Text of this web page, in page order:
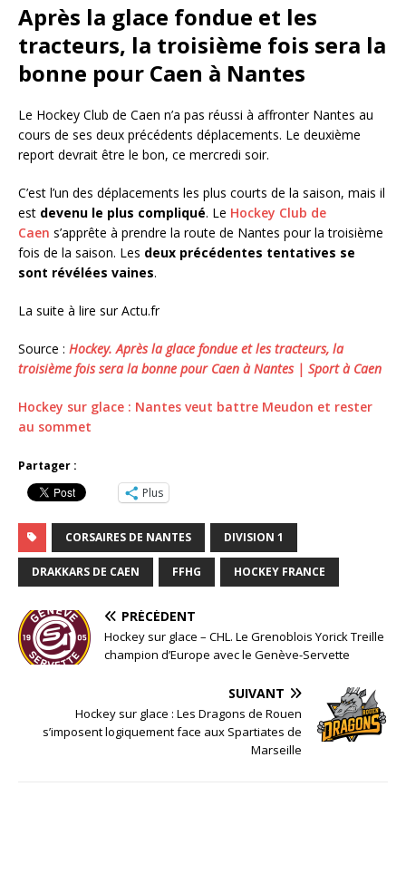
Après la glace fondue et les
tracteurs, la troisième fois sera la
bonne pour Caen à Nantes
Le Hockey Club de Caen n’a pas réussi à affronter Nantes au
cours de ses deux précédents déplacements. Le deuxième
report devrait être le bon, ce mercredi soir.
C’est l’un des déplacements les plus courts de la saison, mais il
est devenu le plus compliqué. Le Hockey Club de
Caen s’apprête à prendre la route de Nantes pour la troisième
fois de la saison. Les deux précédentes tentatives se
sont révélées vaines.
La suite à lire sur Actu.fr
Source : Hockey. Après la glace fondue et les tracteurs, la
troisième fois sera la bonne pour Caen à Nantes | Sport à Caen
Hockey sur glace : Nantes veut battre Meudon et rester
au sommet
Partager :
Plus
CORSAIRES DE NANTES DIVISION 1
DRAKKARS DE CAEN FFHG HOCKEY FRANCE
PRÉCÉDENT
Hockey sur glace – CHL. Le Grenoblois Yorick Treille
champion d’Europe avec le Genève-Servette
SUIVANT
Hockey sur glace : Les Dragons de Rouen
s’imposent logiquement face aux Spartiates de
Marseille